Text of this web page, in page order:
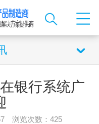
银行系统广
浏览次数：425